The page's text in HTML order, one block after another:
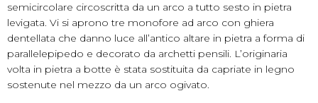
semicircolare circoscritta da un arco a tutto sesto in pietra
levigata. Vi si aprono tre monofore ad arco con ghiera
dentellata che danno luce all’antico altare in pietra a forma di
parallelepipedo e decorato da archetti pensili. L’originaria
volta in pietra a botte è stata sostituita da capriate in legno
sostenute nel mezzo da un arco ogivato.